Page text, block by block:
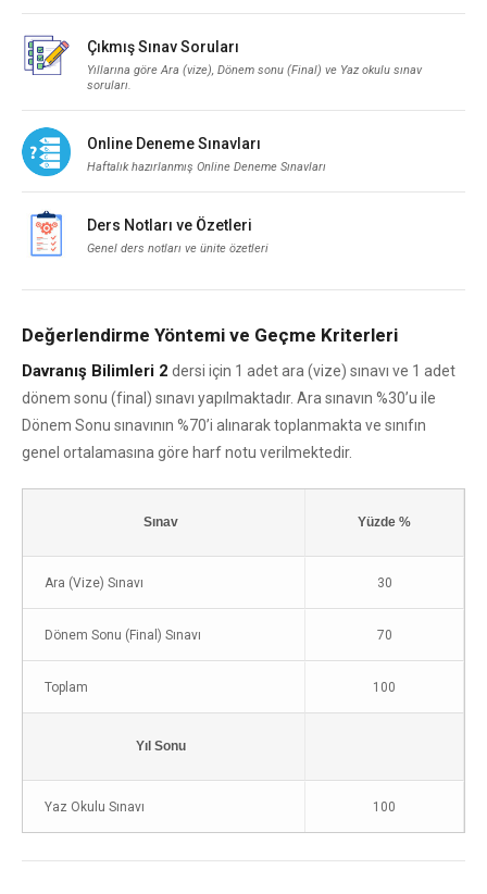
Çıkmış Sınav Soruları
Yıllarına göre Ara (vize), Dönem sonu (Final) ve Yaz okulu sınav
soruları.
Online Deneme Sınavları
Haftalık hazırlanmış Online Deneme Sınavları
Ders Notları ve Özetleri
Genel ders notları ve ünite özetleri
Değerlendirme Yöntemi ve Geçme Kriterleri
Davranış Bilimleri 2 dersi için 1 adet ara (vize) sınavı ve 1 adet
dönem sonu (final) sınavı yapılmaktadır. Ara sınavın %30’u ile
Dönem Sonu sınavının %70’i alınarak toplanmakta ve sınıfın
genel ortalamasına göre harf notu verilmektedir.
Sınav Yüzde %
Ara (Vize) Sınavı 30
Dönem Sonu (Final) Sınavı 70
Toplam 100
Yıl Sonu
Yaz Okulu Sınavı 100